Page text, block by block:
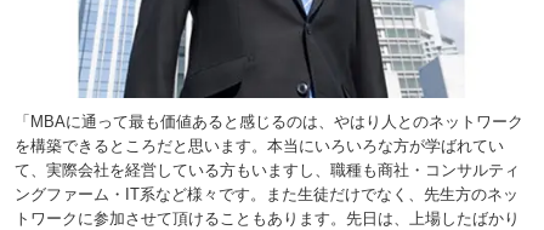
「MBAに通って最も価値あると感じるのは、やはり人とのネットワーク
を構築できるところだと思います。本当にいろいろな方が学ばれてい
て、実際会社を経営している方もいますし、職種も商社・コンサルティ
ングファーム・IT系など様々です。また生徒だけでなく、先生方のネッ
トワークに参加させて頂けることもあります。先日は、上場したばかり